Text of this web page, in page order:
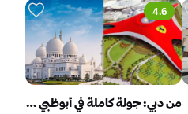
4.6
من دبي: جولة كاملة في أبوظبي وعالم فيراري (من دون تذاكر)